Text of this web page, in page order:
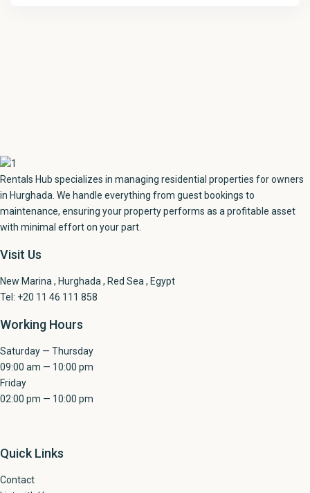
Rentals Hub specializes in managing residential properties for owners
in Hurghada. We handle everything from guest bookings to
maintenance, ensuring your property performs as a profitable asset
with minimal effort on your part.
Visit Us
New Marina , Hurghada , Red Sea , Egypt
Tel: +20 11 46 111 858
Working Hours
Saturday — Thursday
09:00 am — 10:00 pm
Friday
02:00 pm — 10:00 pm
Quick Links
Contact